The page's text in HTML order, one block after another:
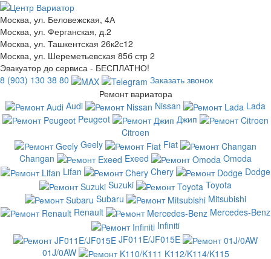
Москва, ул. Беловежская, 4А
Москва, ул. Ферганская, д.2
Москва, ул. Ташкентская 26к2с12
Москва, ул. Шереметьевская 85б стр 2
Эвакуатор до сервиса - БЕСПЛАТНО!
8 (903) 130 38 80
Заказать звонок
Ремонт вариатора
Audi
Nissan
Lada
Peugeot
Джип
Citroen
Geely
Fiat
Changan
Exeed
Omoda
Lifan
Chery
Dodge
Suzuki
Toyota
Subaru
Mitsubishi
Renault
Mercedes-Benz
Infiniti
JF011E/JF015E
01J/0AW